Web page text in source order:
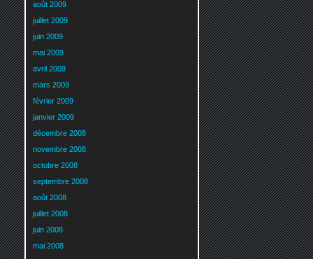
août 2009
juillet 2009
juin 2009
mai 2009
avril 2009
mars 2009
février 2009
janvier 2009
décembre 2008
novembre 2008
octobre 2008
septembre 2008
août 2008
juillet 2008
juin 2008
mai 2008